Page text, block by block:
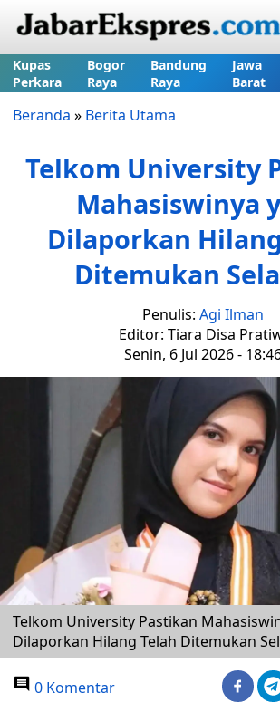
Kupas
Perkara
Bogor
Raya
Bandung
Raya
Jawa
Barat
Beranda » Berita Utama
Telkom University
Mahasiswinya
Dilaporkan
Ditemukan
Penulis: Agi Ilman
Editor: Tiara Disa
Senin, 6 Jul 2026 -
Telkom University Pastikan
Dilaporkan Hilang Telah Ditemukan
0 Komentar